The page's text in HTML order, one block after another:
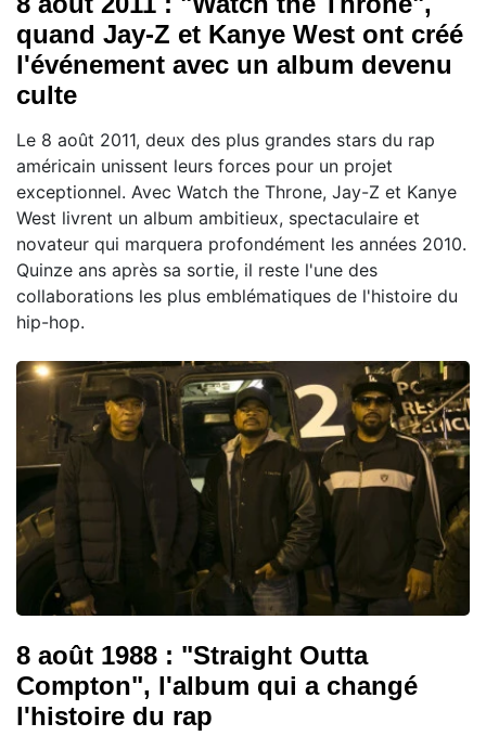
quand Jay-Z et Kanye West ont créé
l'événement avec un album devenu
culte
Le 8 août 2011, deux des plus grandes stars du rap
américain unissent leurs forces pour un projet
exceptionnel. Avec Watch the Throne, Jay-Z et Kanye
West livrent un album ambitieux, spectaculaire et
novateur qui marquera profondément les années 2010.
Quinze ans après sa sortie, il reste l'une des
collaborations les plus emblématiques de l'histoire du
hip-hop.
8 août 1988 : "Straight Outta
Compton", l'album qui a changé
l'histoire du rap